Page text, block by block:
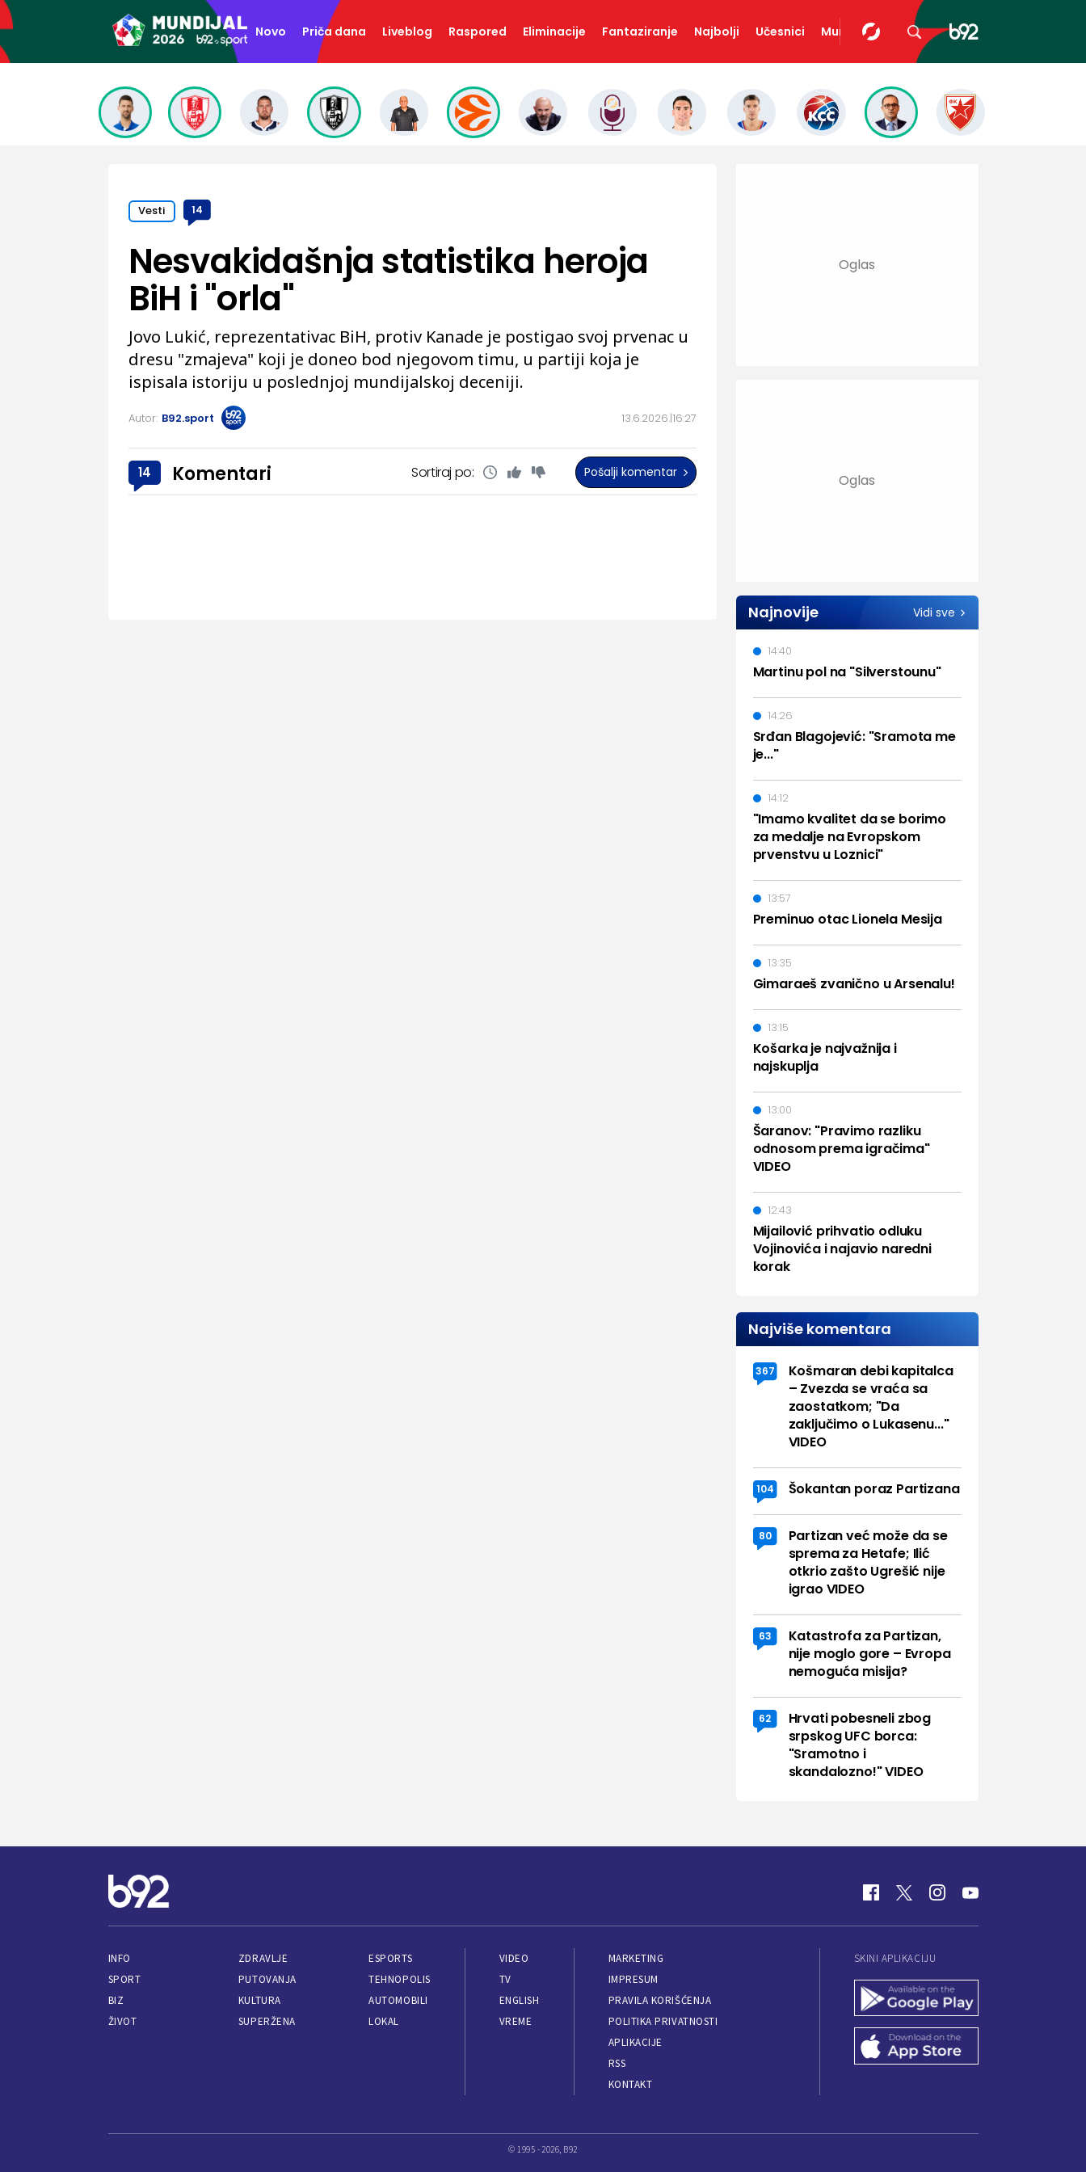
Novo Priča dana Liveblog Raspored Eliminacije Fantaziranje Najbolji Učesnici Mundopedija
Vesti 14
13.6.2026. 16:27
Nesvakidašnja statistika heroja
BiH i "orla"
Jovo Lukić, reprezentativac BiH, protiv Kanade je postigao svoj prvenac u
dresu "zmajeva" koji je doneo bod njegovom timu, u partiji koja je
ispisala istoriju u poslednjoj mundijalskoj deceniji.
Autor: B92.sport
14 Komentari Sortiraj po: Pošalji komentar
Najnovije Vidi sve
Martinu pol na "Silverstounu"
14:40
Srđan Blagojević: "Sramota me
je..."
14:26
"Imamo kvalitet da se borimo
za medalje na Evropskom
prvenstvu u Loznici"
14:12
Preminuo otac Lionela Mesija
13:57
Gimaraeš zvanično u Arsenalu!
13:35
Košarka je najvažnija i
najskuplja
13:15
Šaranov: "Pravimo razliku
odnosom prema igračima"
VIDEO
13:00
Mijailović prihvatio odluku
Vojinovića i najavio naredni
korak
12:43
Najviše komentara
367
Košmaran debi kapitalca
– Zvezda se vraća sa
zaostatkom; "Da
zaključimo o Lukasenu..."
VIDEO
104 Šokantan poraz Partizana
80
Partizan već može da se
sprema za Hetafe; Ilić
otkrio zašto Ugrešić nije
igrao VIDEO
63
Katastrofa za Partizan,
nije moglo gore – Evropa
nemoguća misija?
62
Hrvati pobesneli zbog
srpskog UFC borca:
"Sramotno i
skandalozno!" VIDEO
INFO
SPORT
BIZ
ŽIVOT
ZDRAVLJE
PUTOVANJA
KULTURA
SUPERŽENA
ESPORTS
TEHNOPOLIS
AUTOMOBILI
LOKAL
VIDEO
TV
ENGLISH
VREME
MARKETING
IMPRESUM
PRAVILA KORIŠĆENJA
POLITIKA PRIVATNOSTI
APLIKACIJE
RSS
KONTAKT
SKINI APLIKACIJU
© 1995 - 2026, B92